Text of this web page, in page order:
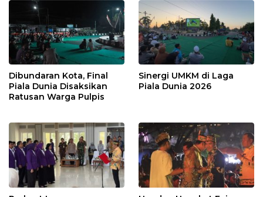
Dibundaran Kota, Final
Piala Dunia Disaksikan
Ratusan Warga Pulpis
Sinergi UMKM di Laga
Piala Dunia 2026